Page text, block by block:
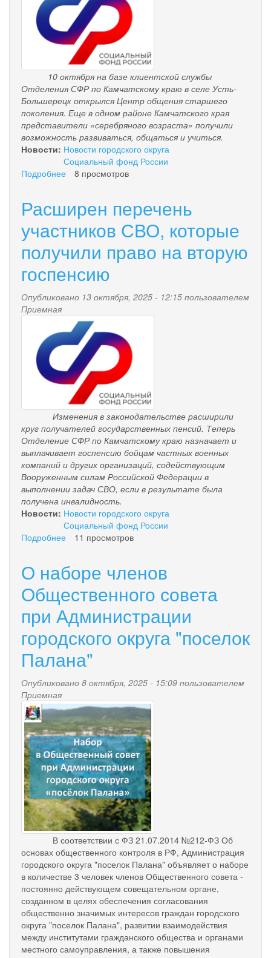
10 октября на базе клиентской службы
Отделения СФР по Камчатскому краю в селе Усть-
Большерецк открылся Центр общения старшего
поколения. Еще в одном районе Камчатского края
представители «серебряного возраста» получили
возможность развиваться, общаться и учиться.
Новости: Новости городского округа
Социальный фонд России
Подробнее
по
Камчатскому
краю
Центр
общения
старшего
поколения
Усть-
Большерецке
8 просмотров
Расширен перечень
участников СВО, которые
получили право на вторую
госпенсию
Опубликовано 13 октября, 2025 - 12:15 пользователем
Приемная
pensionnyy_fond.png
Изменения в законодательстве расширили
круг получателей государственных пенсий. Теперь
Отделение СФР по Камчатскому краю назначает и
выплачивает госпенсию бойцам частных военных
компаний и других организаций, содействующим
Вооруженным силам Российской Федерации в
выполнении задач СВО, если в результате была
получена инвалидность.
Новости: Новости городского округа
Социальный фонд России
Подробнее
участников
СВО,
которые
право
на
вторую
госпенсию
11 просмотров
О наборе членов
Общественного совета
при Администрации
городского округа "поселок
Палана"
Опубликовано 8 октября, 2025 - 15:09 пользователем
Приемная
В соответствии с ФЗ 21.07.2014 №212-ФЗ Об
основах общественного контроля в РФ, Администрация
городского округа "поселок Палана" объявляет о наборе
в количестве 3 человек членов Общественного совета -
постоянно действующем совещательном органе,
созданном в целях обеспечения согласования
общественно значимых интересов граждан городского
округа "поселок Палана", развитии взаимодействия
между институтами гражданского общества и органами
местного самоуправления, а также повышения